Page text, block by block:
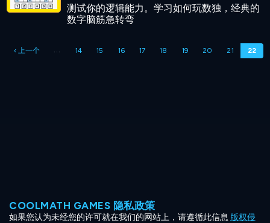
测试你的逻辑能力。学习如何玩数独，经典的
数字脑筋急转弯
分‹ 上一个 … 14 15 16 17 18 19 20 21 22
COOLMATH GAMES 隐私政策
如果您认为未经您的许可就在我们的网站上，请遵循此信息 版权侵